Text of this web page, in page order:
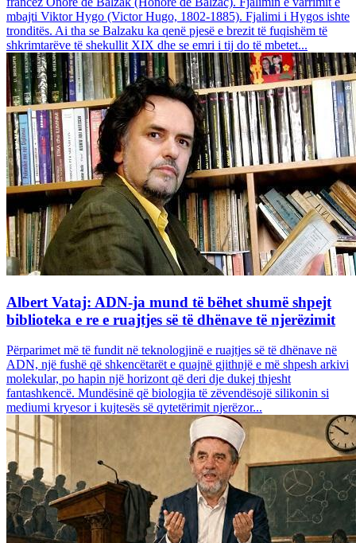
mbajti Viktor Hygo (Victor Hugo, 1802-1885). Fjalimi i Hygos ishte
tronditës. Ai tha se Balzaku ka qenë pjesë e brezit të fuqishëm të
shkrimtarëve të shekullit XIX dhe se emri i tij do të mbetet...
Albert Vataj: ADN-ja mund të bëhet shumë shpejt
biblioteka e re e ruajtjes së të dhënave të njerëzimit
Përparimet më të fundit në teknologjinë e ruajtjes së të dhënave në
ADN, një fushë që shkencëtarët e quajnë gjithnjë e më shpesh arkivi
molekular, po hapin një horizont që deri dje dukej thjesht
fantashkencë. Mundësinë që biologjia të zëvendësojë silikonin si
mediumi kryesor i kujtesës së qytetërimit njerëzor...